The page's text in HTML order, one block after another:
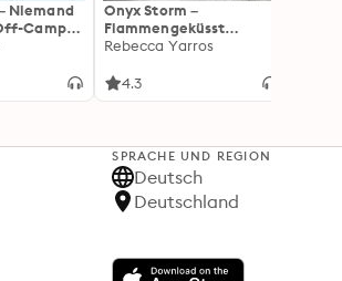
Niemand
Campus
Onyx Storm –
Flammengeküsst
(Flammengeküsst-Reihe
Fortsetzung von »Fourth
Rebecca Yarros
4.3
SPRACHE UND REGION
Deutsch
Deutschland